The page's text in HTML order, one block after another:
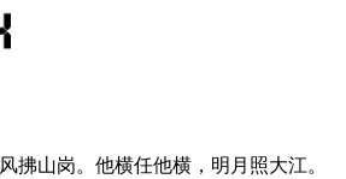
拂山岗。他横任他横，明月照大江。